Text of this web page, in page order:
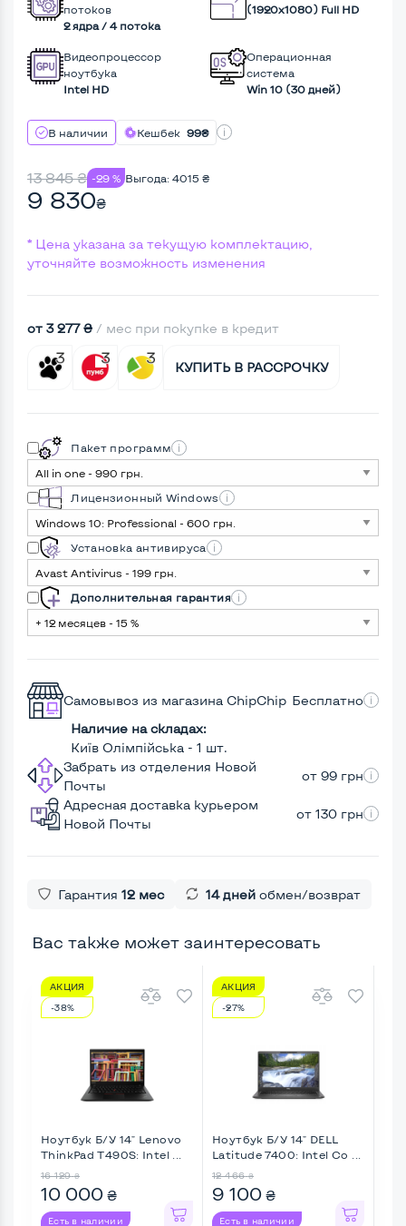
потоков
2 ядра / 4 потока
(1920х1080) Full HD
Видеопроцессор
ноутбука
Intel HD
Операционная
система
Win 10 (30 дней)
В наличии Кешбек 99₴
13 845₴ -29 % Выгода: 4015 ₴
9 830₴
* Цена указана за текущую комплектацию,
уточняйте возможность изменения
от 3 277 ₴ / мес при покупке в кредит
КУПИТЬ В РАССРОЧКУ
Пакет программ
Лицензионный Windows
Установка антивируса
Дополнительная гарантия
Самовывоз из магазина ChipChip Бесплатно
Наличие на складах:
Київ Олімпійська - 1 шт.
Забрать из отделения Новой
Почты
от 99 грн
Адресная доставка курьером
Новой Почты
от 130 грн
Гарантия 12 мес 14 дней обмен/возврат
Вас также может заинтересовать
АКЦИЯ
-38%
Ноутбук Б/У 14" Lenovo
ThinkPad T490S: Intel ...
16 129 ₴
10 000 ₴
Есть в наличии
АКЦИЯ
-27%
Ноутбук Б/У 14" DELL
Latitude 7400: Intel Co ...
12 466 ₴
9 100 ₴
Есть в наличии